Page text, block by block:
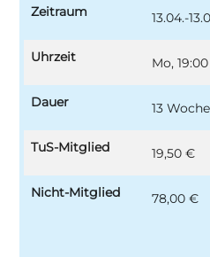
Zeitraum 13.04.-
Uhrzeit Mo,
Dauer 13
TuS-Mitglied 19,50 €
Nicht-Mitglied 78,00 €